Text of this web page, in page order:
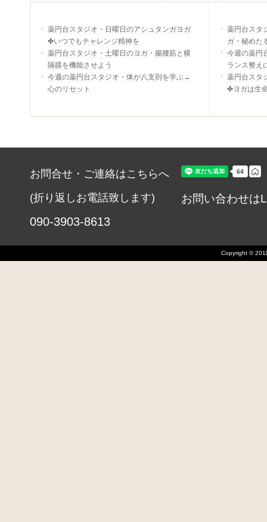
薬円台スタジオ・日曜日のアシュタンガヨガ
✤いつでもチャレンジ精神を
薬円台スタジオ・土曜日のヨガ・腸腰筋と横
隔膜を機能させよう
今週の薬円台スタジオ・体が八支則を学ぶ→
心のリセット
薬円台スタ
ガ・秘めた
今週の薬円
ランス整え
薬円台スタ
✤ヨガは生
お問合せ・ご連絡はこちらへ
(折り返しお電話致します)
090-3903-8613
お問い合わせは
Copyright ©